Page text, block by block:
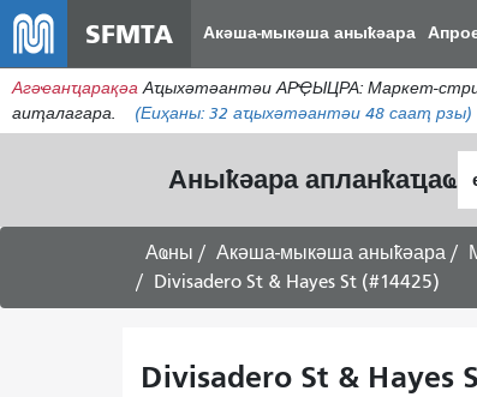
SFMTA Акәша-мыкәша аныҟәара
Агәҽанҵарақәа Аҵыхәтәантәи АРҾЫЦРА: Маркет-
аиҭалагара.
(Еиҳаны: 32 аҵыхәтәантәи 48 сааҭ рзы)
Аныҟәара апланҟаҵаҩ
Аҩны Акәша-мыкәша аныҟәара
Divisadero St & Hayes St (#14425)
Divisadero St & Hayes